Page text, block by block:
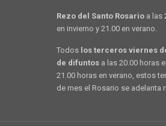
Rezo del Santo Rosario a las
en invierno y 21.00 en verano.
Todos los terceros viernes
de difuntos a las 20.00 horas
21.00 horas en verano, estos
de mes el Rosario se adelanta